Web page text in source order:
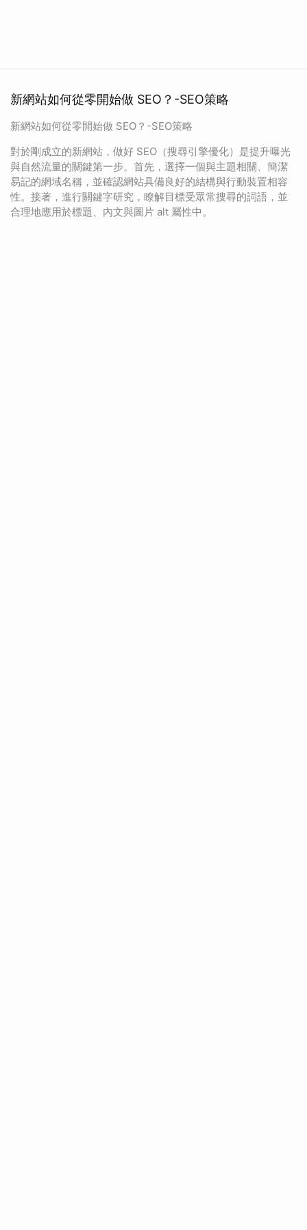
新網站如何從零開始做 SEO？-SEO策略
新網站如何從零開始做 SEO？-SEO策略
對於剛成立的新網站，做好 SEO（搜尋引擎優化）是提升曝光
與自然流量的關鍵第一步。首先，選擇一個與主題相關、簡潔
易記的網域名稱，並確認網站具備良好的結構與行動裝置相容
性。接著，進行關鍵字研究，瞭解目標受眾常搜尋的詞語，並
合理地應用於標題、內文與圖片 alt 屬性中。